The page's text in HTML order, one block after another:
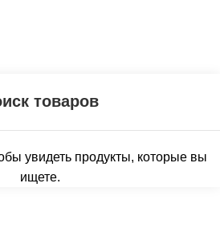
увидеть продукты, которые вы
ищете.